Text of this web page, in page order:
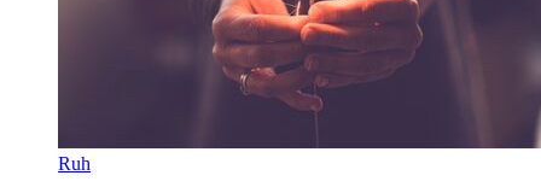
Ruh